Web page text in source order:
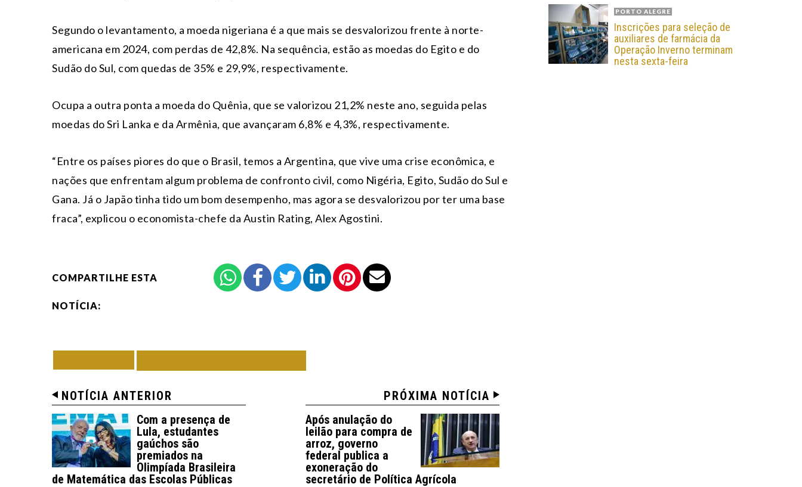
Segundo o levantamento, a moeda nigeriana é a que mais se desvalorizou frente à norte-
americana em 2024, com perdas de 42,8%. Na sequência, estão as moedas do Egito e do
Sudão do Sul, com quedas de 35% e 29,9%, respectivamente.
Ocupa a outra ponta a moeda do Quênia, que se valorizou 21,2% neste ano, seguida pelas
moedas do Sri Lanka e da Armênia, que avançaram 6,8% e 4,3%, respectivamente.
“Entre os países piores do que o Brasil, temos a Argentina, que vive uma crise econômica, e
nações que enfrentam algum problema de confronto civil, como Nigéria, Egito, Sudão do Sul e
Gana. Já o Japão tinha tido um bom desempenho, mas agora se desvalorizou por ter uma base
fraca”, explicou o economista-chefe da Austin Rating, Alex Agostini.
COMPARTILHE ESTA
NOTÍCIA:
NOTÍCIA ANTERIOR
Com a presença de
Lula, estudantes
gaúchos são
premiados na
Olimpíada Brasileira
de Matemática das Escolas Públicas
PRÓXIMA NOTÍCIA
Após anulação do
leilão para compra de
arroz, governo
federal publica a
exoneração do
secretário de Política Agrícola
PORTO ALEGRE
Inscrições para seleção de
auxiliares de farmácia da
Operação Inverno terminam
nesta sexta-feira